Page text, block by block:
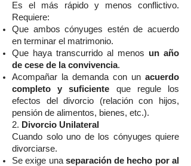
Es el más rápido y menos conflictivo.
Requiere:
Que ambos cónyuges estén de acuerdo
en terminar el matrimonio.
Que haya transcurrido al menos un año
de cese de la convivencia.
Acompañar la demanda con un acuerdo
completo y suficiente que regule los
efectos del divorcio (relación con hijos,
pensión de alimentos, bienes, etc.).
2. Divorcio Unilateral
Cuando solo uno de los cónyuges quiere
divorciarse.
Se exige una separación de hecho por al